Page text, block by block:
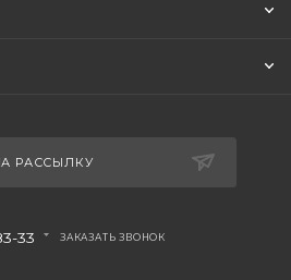
РАССЫЛКУ
33 ЗАКАЗАТЬ ЗВОНОК